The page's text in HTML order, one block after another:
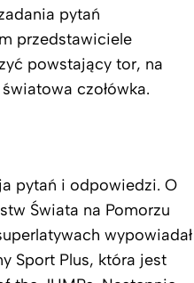
pytań
przedstawiciele
powstający tor, na
czołówka.
pytań i odpowiedzi. O
Świata na Pomorzu
wypowiadał
Sport Plus, która jest